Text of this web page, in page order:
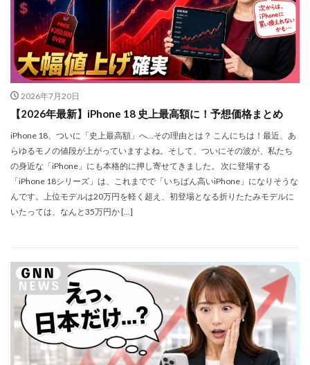
2026年7月20日
【2026年最新】iPhone 18 史上最高額に！予想価格まとめ
iPhone 18、ついに「史上最高額」へ…その理由とは？ こんにちは！最近、あ
らゆるモノの値段が上がっていますよね。そして、ついにその波が、私たち
の身近な「iPhone」にも本格的に押し寄せてきました。 次に登場する
「iPhone 18シリーズ」は、これまでで「いちばん高いiPhone」になりそうな
んです。上位モデルは20万円を軽く超え、初登場となる折りたたみモデルに
いたっては、なんと35万円か […]
iPhone18ProMAX
iPhone19
iPhoneAir2
iPhoneSE
iPhoneSE 4
iPhoneSE 4 いつ
iPhoneSE 4 リーク
iPhoneSE4
iPhoneSE4 価格
iPhoneサブスク
iPhone値上げ
iPhone規制
Leica
Leica M EV1
Leica Q3 monochrome
Leica SL3-S
LINE
LINEヤフー
M2 MAX MacBook Pro
M2 Pro MacBook Pro
M2Pro MacBook Pro
M3 MacBook Air
M4 iPad Air
M4 iPad Air スペック
M4 iPad Air 価格
M4 iPad Air 発売日
M5pro MacBook Pro
M5Pro/MAX MacBook Pro
M5Ultra
M6 MacBook Pro M7Ultra
MacBook
MacBook 2026
MacBook Air
MacBook Air 2024
MacBook Air 2026
MacBook Air M4
MacBook Neo
MacBook Pro
MacBook Pro 2024